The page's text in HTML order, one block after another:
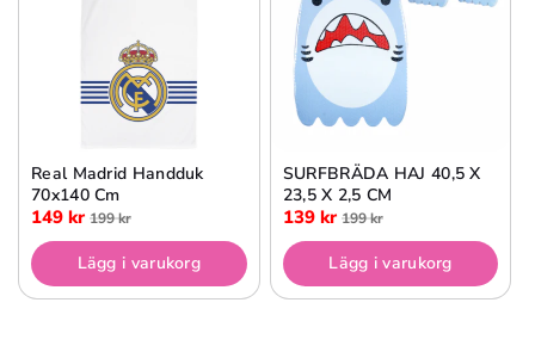
Real Madrid Handduk
70x140 Cm
149 kr 199 kr
Lägg i varukorg
SURFBRÄDA HAJ 40,5 X
23,5 X 2,5 CM
139 kr 199 kr
Lägg i varukorg